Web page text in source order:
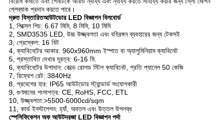
প্লেব্যাক প্রদান করতে পারে।
দ্রুত বিস্তারিতআউটডোর LED বিজ্ঞাপন বিলবোর্ড
1, পিক্সেল পিচ: 6.67 মিমি, 8 মিমি, 10 মিমি
2, SMD3535 LED, উচ্চ উজ্জ্বলতা এবং বহিরঙ্গন ব্যবহারের জন্য টেকসই
3, গ্রেস্কেল: 16 বিট
4, ক্যাবিনেটের আকার: 960x960mm ইস্পাত বা অ্যালুমিনিয়াম ক্যাবিনেট
5, প্রস্তাবিত দেখার দূরত্ব: 6-16 মি.
6, ক্যাবিনেটের উপাদান: কোল্ড রোলড স্টিল ক্যাবিনেট, প্রতি প্যানেল 50 কেজি
7, রিফ্রেশ রেট: 3840Hz
8, প্রবেশের হার: IP65 আউটডোর স্ট্যান্ডার্ড সংযোগকারী
9, গুণমানের শংসাপত্র: CE, RoHS, FCC, ETL
10, উজ্জ্বলতা:>5500-6000cd/sqm
11, কার্ভ ইনস্টলেশন: হ্যাঁ, অবতল এবং উত্তল উপলব্ধ
স্পেসিফিকেশন অফ আউটদরজা LED বিজ্ঞাপন পর্দা